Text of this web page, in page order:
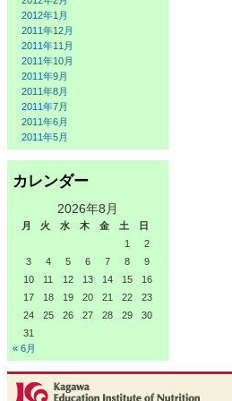
2012年1月
2011年12月
2011年11月
2011年10月
2011年9月
2011年8月
2011年7月
2011年6月
2011年5月
カレンダー
2026年8月
月 火 水 木 金 土
日
1
2
3
4 5 6 7 8
9
10
11 12 13 14 15
16
17
18 19 20 21 22
23
24
25 26 27 28 29
30
31
« 6月